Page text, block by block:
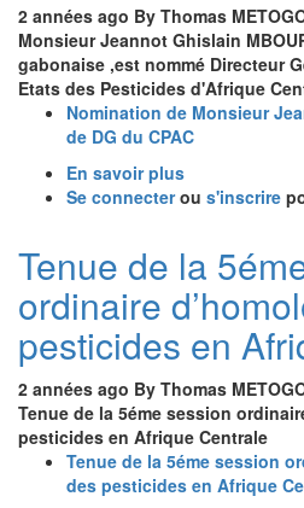
2 années ago By Thomas
Monsieur Jeannot Ghislain
gabonaise ,est nommé Directeur
Etats des Pesticides d'Afrique
Nomination de Monsieur
de DG du CPAC
En savoir plus
Nomination
Jeannot
Ghislain
MBOUROU
en
qualité
de
DG
du
CPAC
Se connecterou s'inscrire
Tenue de la
ordinaire
pesticides en
2 années ago By Thomas
Tenue de la 5éme session
pesticides en Afrique Centrale
Tenue de la 5éme session
des pesticides en Afrique